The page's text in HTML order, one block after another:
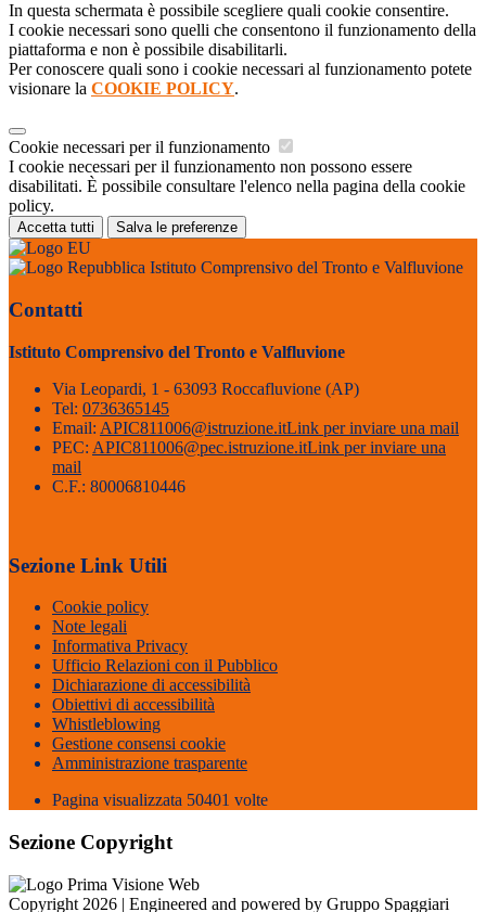
In questa schermata è possibile scegliere quali cookie consentire.
I cookie necessari sono quelli che consentono il funzionamento della
piattaforma e non è possibile disabilitarli.
Per conoscere quali sono i cookie necessari al funzionamento potete
visionare la COOKIE POLICY.
Cookie necessari per il funzionamento
I cookie necessari per il funzionamento non possono essere
disabilitati. È possibile consultare l'elenco nella pagina della cookie
policy.
Accetta tutti Salva le preferenze
Istituto Comprensivo del Tronto e Valfluvione
Contatti
Istituto Comprensivo del Tronto e Valfluvione
Via Leopardi, 1 - 63093 Roccafluvione (AP)
Tel: 0736365145
Email: APIC811006@istruzione.itLink per inviare una mail
PEC: APIC811006@pec.istruzione.itLink per inviare una
mail
C.F.: 80006810446
Sezione Link Utili
Cookie policy
Note legali
Informativa Privacy
Ufficio Relazioni con il Pubblico
Dichiarazione di accessibilità
Obiettivi di accessibilità
Whistleblowing
Gestione consensi cookie
Amministrazione trasparente
Pagina visualizzata 50401 volte
Sezione Copyright
Copyright 2026 | Engineered and powered by Gruppo Spaggiari